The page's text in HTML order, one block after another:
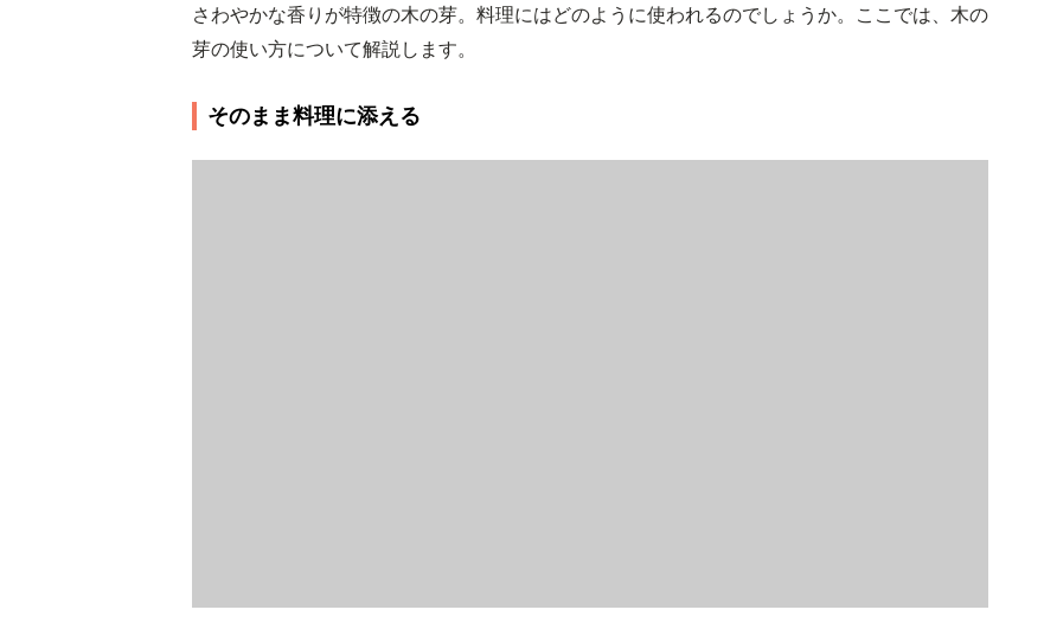
さわやかな香りが特徴の木の芽。料理にはどのように使われるのでしょうか。ここでは、木の
芽の使い方について解説します。
そのまま料理に添える